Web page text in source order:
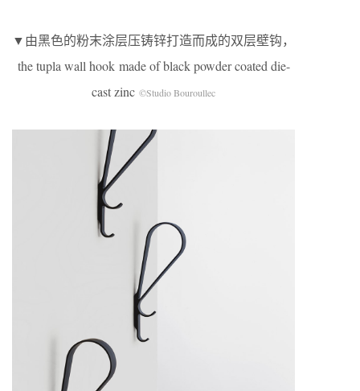
▼由黑色的粉末涂层压铸锌打造而成的双层壁钩，
the tupla wall hook made of black powder coated die-
cast zinc ©Studio Bouroullec